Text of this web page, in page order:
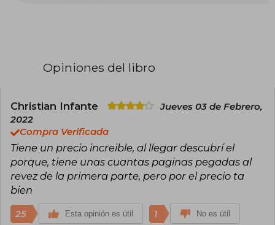
Opiniones del libro
Christian Infante
Jueves 03 de Febrero,
2022
Compra Verificada
Tiene un precio increible, al llegar descubrí el
porque, tiene unas cuantas paginas pegadas al
revez de la primera parte, pero por el precio ta
bien
25 Esta opinión es útil 1 No es útil